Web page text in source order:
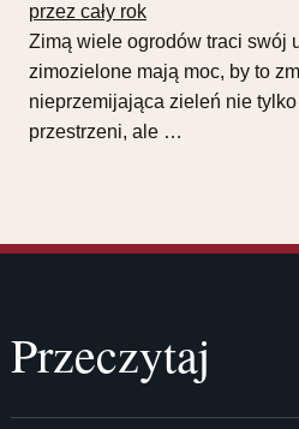
przez cały rok
Zimą wiele ogrodów traci swój
zimozielone mają moc, by to
nieprzemijająca zieleń nie
przestrzeni, ale …
Przeczytaj